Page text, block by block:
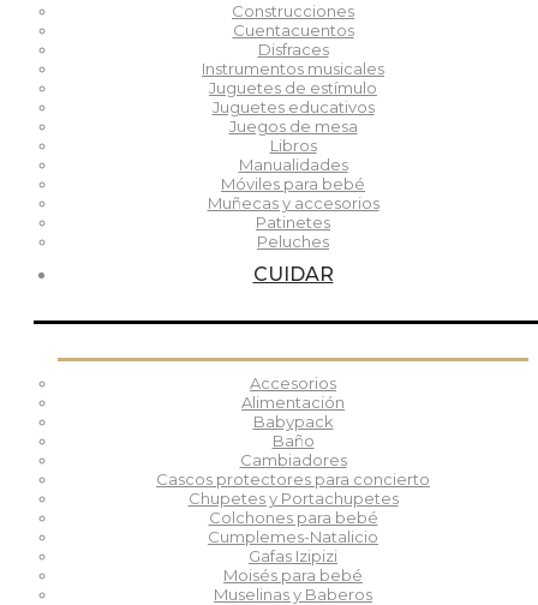
Construcciones
Cuentacuentos
Disfraces
Instrumentos musicales
Juguetes de estímulo
Juguetes educativos
Juegos de mesa
Libros
Manualidades
Móviles para bebé
Muñecas y accesorios
Patinetes
Peluches
CUIDAR
Accesorios
Alimentación
Babypack
Baño
Cambiadores
Cascos protectores para concierto
Chupetes y Portachupetes
Colchones para bebé
Cumplemes-Natalicio
Gafas Izipizi
Moisés para bebé
Muselinas y Baberos